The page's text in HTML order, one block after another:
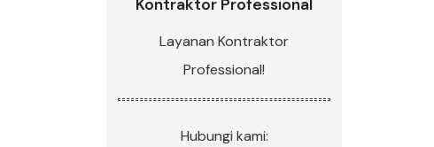
Kontraktor Professional
Layanan Kontraktor
Professional!
Hubungi kami: